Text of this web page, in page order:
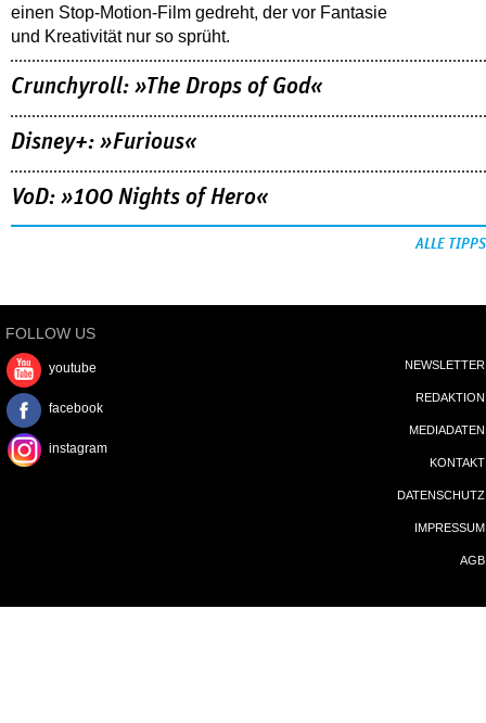
einen Stop-Motion-Film gedreht, der vor Fantasie
und Kreativität nur so sprüht.
Crunchyroll: »The Drops of God«
Disney+: »Furious«
VoD: »100 Nights of Hero«
ALLE TIPPS
FOLLOW US
youtube
facebook
instagram
NEWSLETTER
REDAKTION
MEDIADATEN
KONTAKT
DATENSCHUTZ
IMPRESSUM
AGB